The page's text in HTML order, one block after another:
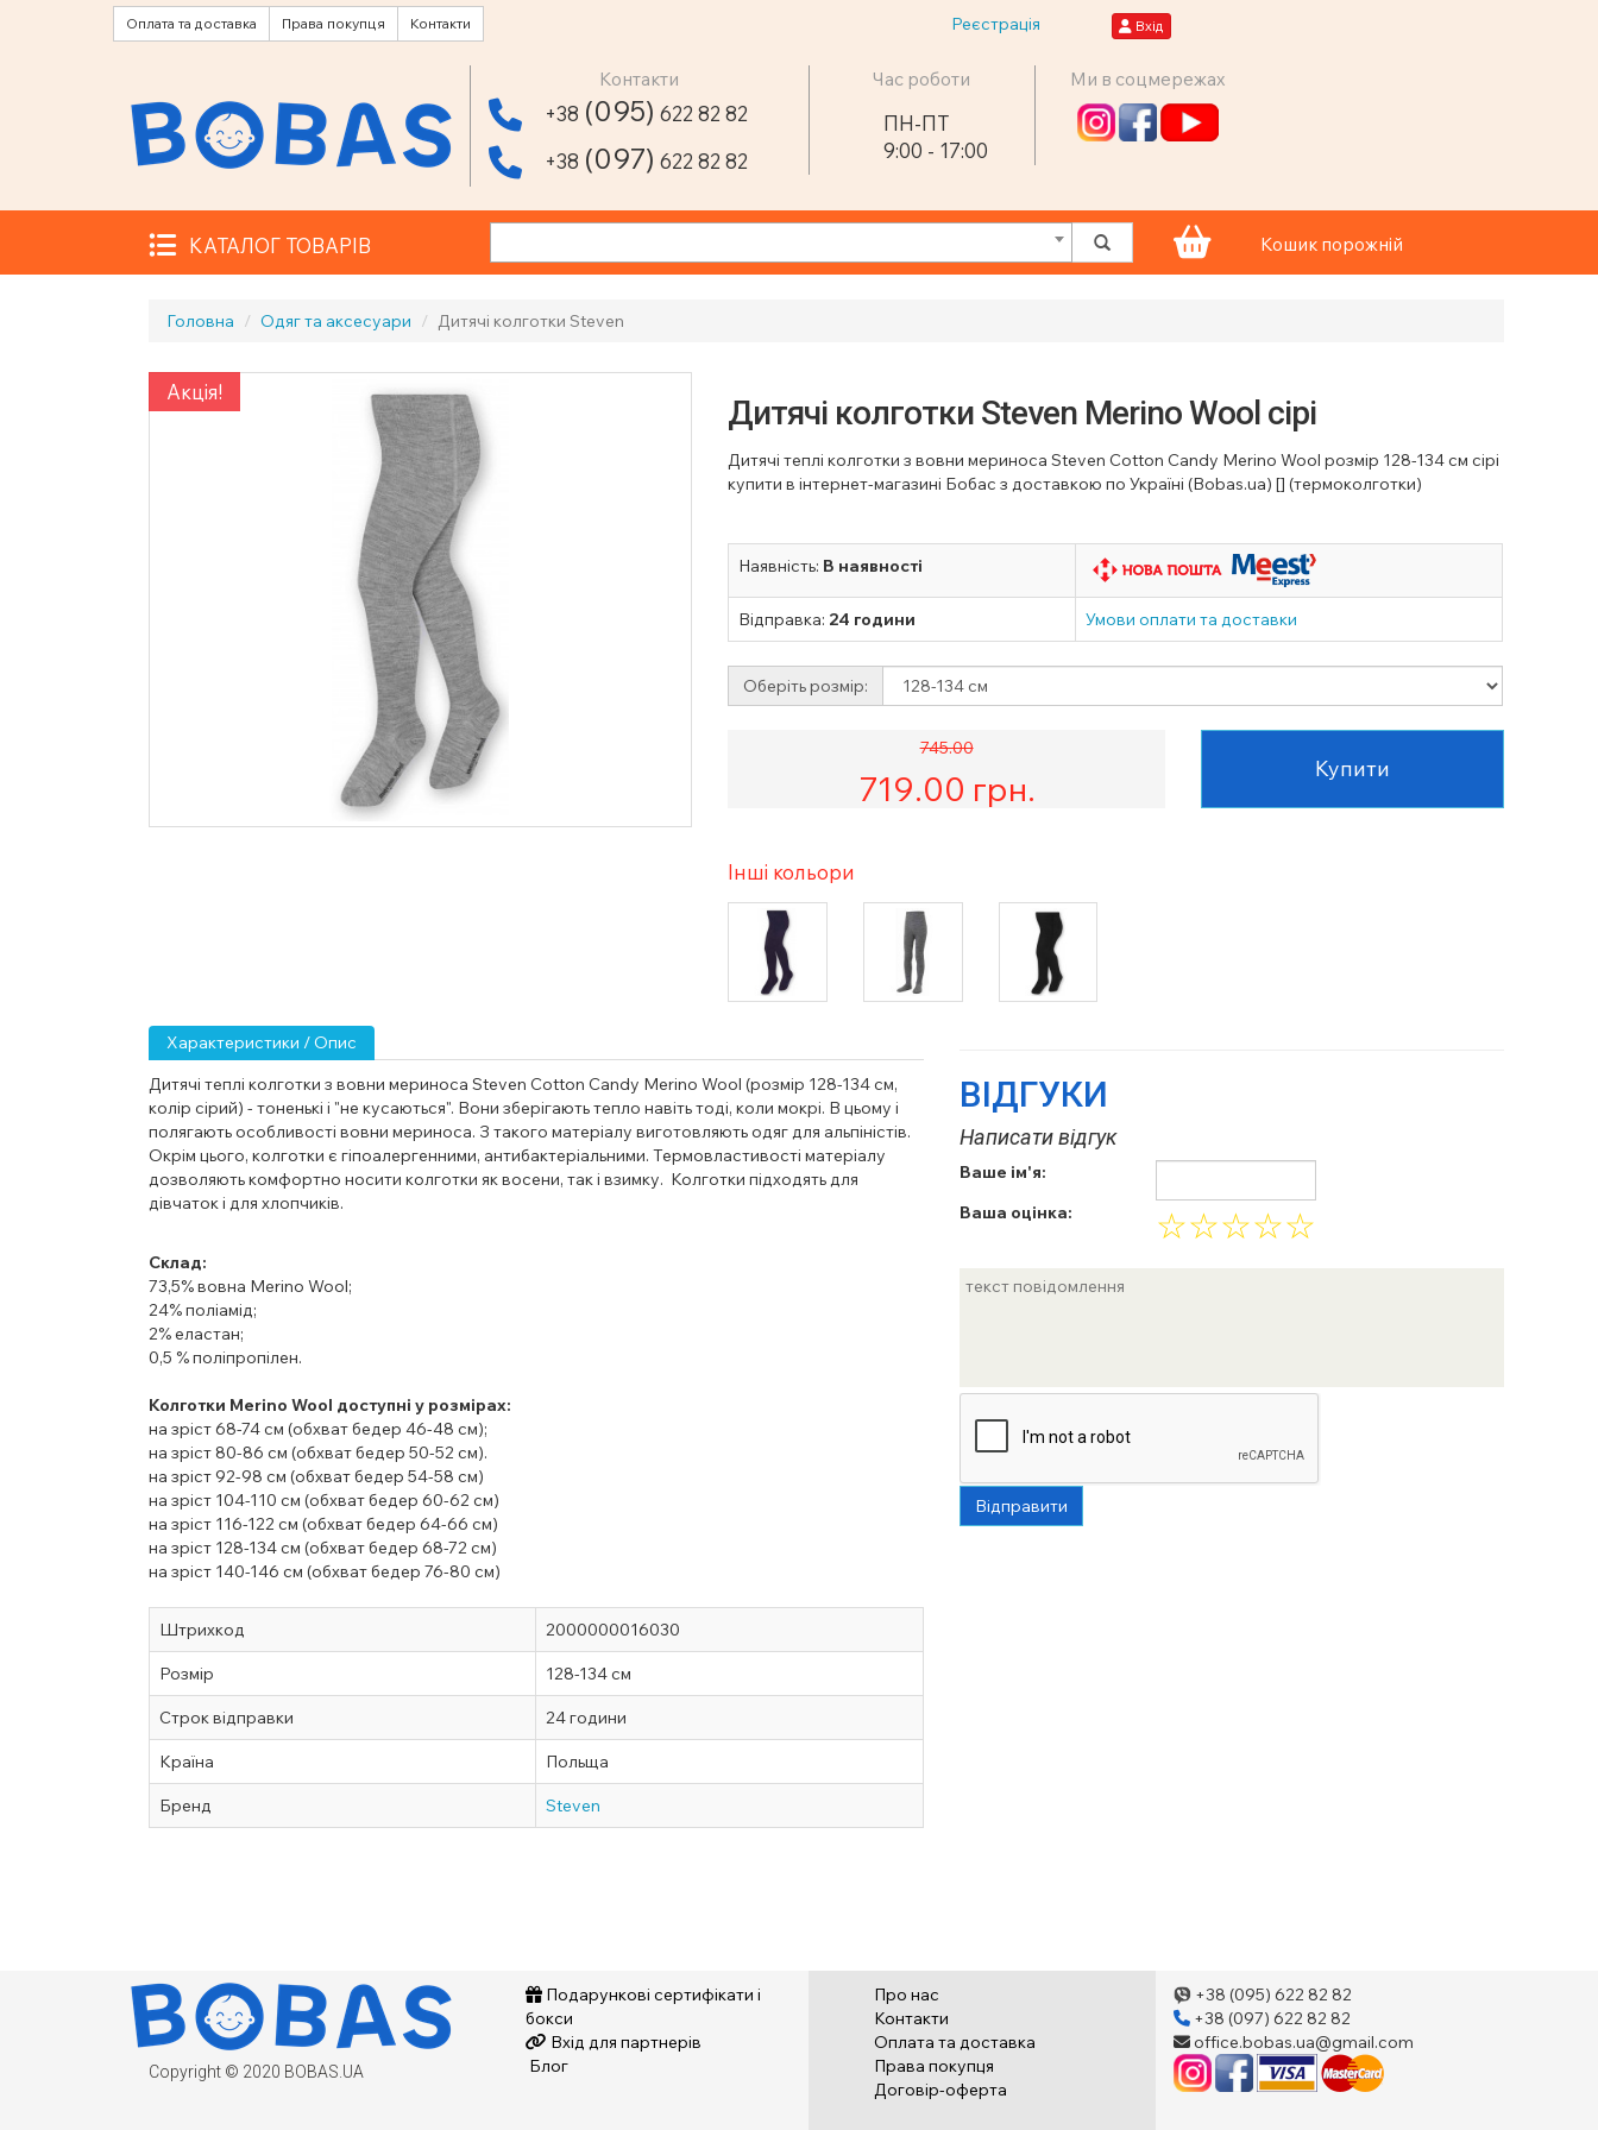
Оплата та доставка Права покупця Контакти Реєстрація Вхід
Контакти
+38 (095) 622 82 82
+38 (097) 622 82 82
Час роботи
ПН-ПТ
9:00 - 17:00
Ми в соцмережах
КАТАЛОГ ТОВАРІВ Кошик порожній
Головна Одяг та аксесуари Дитячі колготки Steven
Акція!
Дитячі колготки Steven Merino Wool сірі
Дитячі теплі колготки з вовни мериноса Steven Cotton Candy Merino Wool розмір 128-134 см сірі
купити в інтернет-магазині Бобас з доставкою по Україні (Bobas.ua) [] (термоколготки)
Наявність: В наявності
Відправка: 24 години Умови оплати та доставки
Оберіть розмір:
745.00
719.00 грн. Купити
Інші кольори
Характеристики / Опис
Дитячі теплі колготки з вовни мериноса Steven Cotton Candy Merino Wool (розмір 128-134 см,
колір сірий) - тоненькі і "не кусаються". Вони зберігають тепло навіть тоді, коли мокрі. В цьому і
полягають особливості вовни мериноса. З такого матеріалу виготовляють одяг для альпіністів.
Окрім цього, колготки є гіпоалергенними, антибактеріальними. Термовластивості матеріалу
дозволяють комфортно носити колготки як восени, так і взимку. Колготки підходять для
дівчаток і для хлопчиків.
Склад:
73,5% вовна Merino Wool;
24% поліамід;
2% еластан;
0,5 % поліпропілен.
Колготки Merino Wool доступні у розмірах:
на зріст 68-74 см (обхват бедер 46-48 см);
на зріст 80-86 см (обхват бедер 50-52 см).
на зріст 92-98 см (обхват бедер 54-58 см)
на зріст 104-110 см (обхват бедер 60-62 см)
на зріст 116-122 см (обхват бедер 64-66 см)
на зріст 128-134 см (обхват бедер 68-72 см)
на зріст 140-146 см (обхват бедер 76-80 см)
Штрихкод 2000000016030
Розмір 128-134 см
Строк відправки 24 години
Країна Польща
Бренд Steven
ВІДГУКИ
Написати відгук
Ваше ім'я:
Ваша оцінка:
☆
☆
☆
☆
☆
Відправити
Copyright © 2020 BOBAS.UA
Подарункові сертифікати і
бокси
Вхід для партнерів
Блог
Про нас
Контакти
Оплата та доставка
Права покупця
Договір-оферта
+38 (095) 622 82 82
+38 (097) 622 82 82
office.bobas.ua@gmail.com